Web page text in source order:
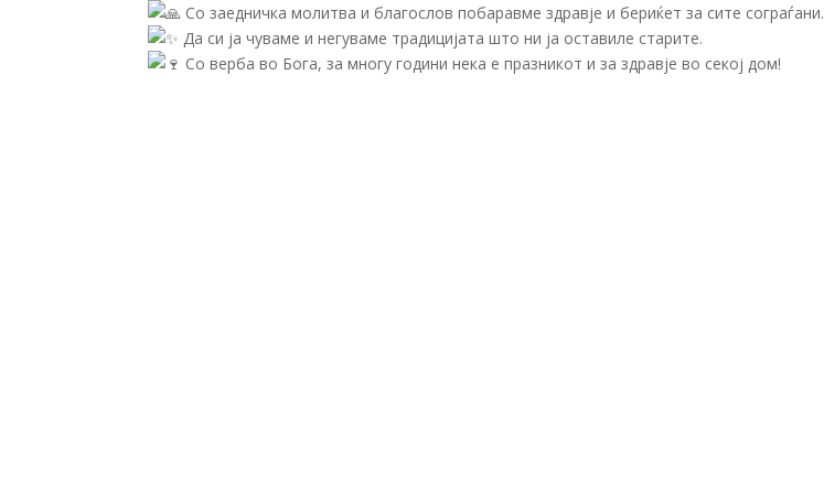
Со заедничка молитва и благослов побаравме здравје и бериќет за сите сограѓани.
Да си ја чуваме и негуваме традицијата што ни ја оставиле старите.
Со верба во Бога, за многу години нека е празникот и за здравје во секој дом!